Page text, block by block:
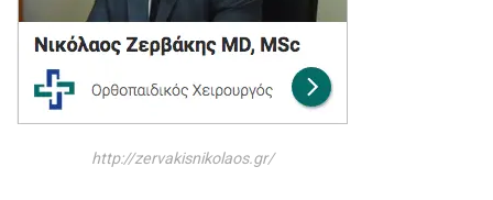
http://zervakisnikolaos.gr/